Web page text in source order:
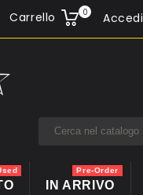
Carrello 0 Accedi
IN ARRIVO
Pre-Order